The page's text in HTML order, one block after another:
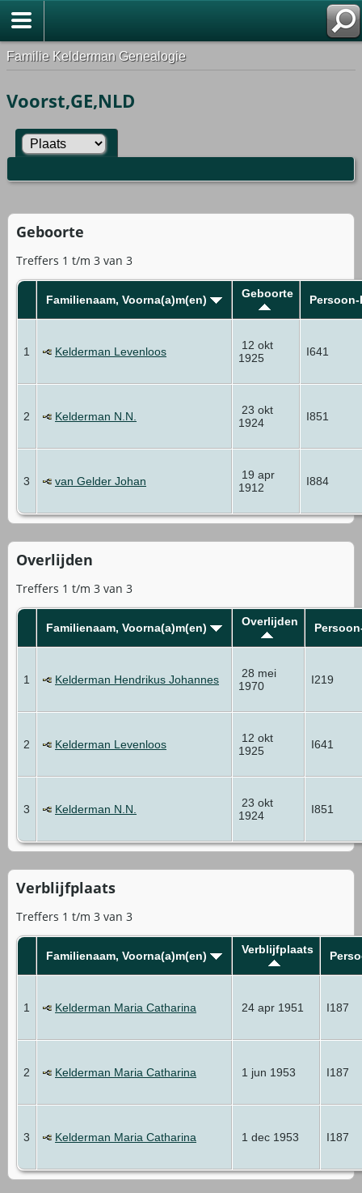
Familie Kelderman Genealogie
Voorst,GE,NLD
Geboorte
Treffers 1 t/m 3 van 3
Familienaam, Voorna(a)m(en) Geboorte Persoon-
1 Kelderman Levenloos
12 okt
1925
I641
2 Kelderman N.N.
23 okt
1924
I851
3 van Gelder Johan
19 apr
1912
I884
Overlijden
Treffers 1 t/m 3 van 3
Familienaam, Voorna(a)m(en) Overlijden
1 Kelderman Hendrikus Johannes
28 mei
1970
I219
2 Kelderman Levenloos
12 okt
1925
I641
3 Kelderman N.N.
23 okt
1924
I851
Verblijfplaats
Treffers 1 t/m 3 van 3
Familienaam, Voorna(a)m(en) Verblijfplaats
1 Kelderman Maria Catharina 24 apr 1951 I187
2 Kelderman Maria Catharina 1 jun 1953 I187
3 Kelderman Maria Catharina 1 dec 1953 I187